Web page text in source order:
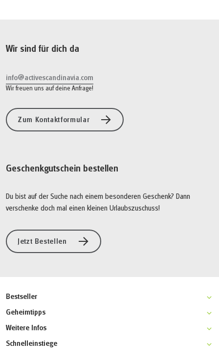
Wir sind für dich da
info@activescandinavia.com
Wir freuen uns auf deine Anfrage!
Zum Kontaktformular
Geschenkgutschein bestellen
Du bist auf der Suche nach einem besonderen Geschenk? Dann
verschenke doch mal einen kleinen Urlaubszuschuss!
Jetzt Bestellen
Bestseller
Stockholm-Kopenhagen Radreise
Stockholm-Uppsala Wanderreise
Gotland Wanderreise
Geheimtipps
Göteborg Multiaktivreise
Pilgern in Norwegen
Weitere Infos
7 Gründe um mit Active Scandinavia zu reisen
Schnelleinstiege